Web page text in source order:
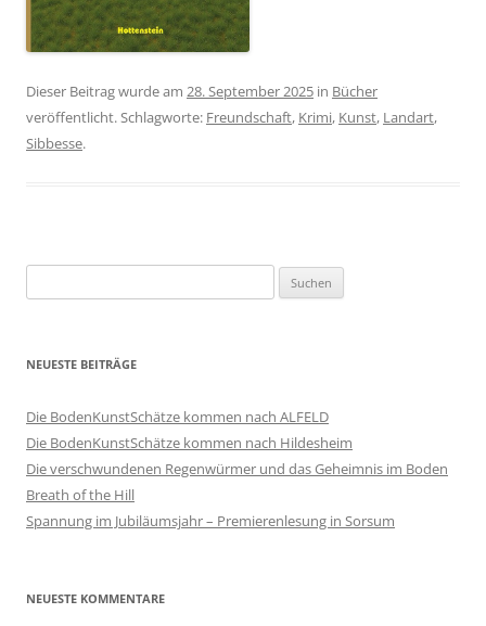
Dieser Beitrag wurde am 28. September 2025 in Bücher
veröffentlicht. Schlagworte: Freundschaft, Krimi, Kunst, Landart,
Sibbesse.
nach:
NEUESTE BEITRÄGE
Die BodenKunstSchätze kommen nach ALFELD
Die BodenKunstSchätze kommen nach Hildesheim
Die verschwundenen Regenwürmer und das Geheimnis im Boden
Breath of the Hill
Spannung im Jubiläumsjahr – Premierenlesung in Sorsum
NEUESTE KOMMENTARE